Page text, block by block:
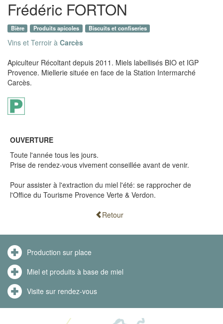
Frédéric FORTON
Bière Produits apicoles Biscuits et confiseries
Vins et Terroir à Carcès
Apiculteur Récoltant depuis 2011. Miels labellisés BIO et IGP
Provence. Miellerie située en face de la Station Intermarché
Carcès.
OUVERTURE
Toute l'année tous les jours.
Prise de rendez-vous vivement conseillée avant de venir.
Pour assister à l'extraction du miel l'été: se rapprocher de
l'Office du Tourisme Provence Verte & Verdon.
Retour
Production sur place
Miel et produits à base de miel
Visite sur rendez-vous